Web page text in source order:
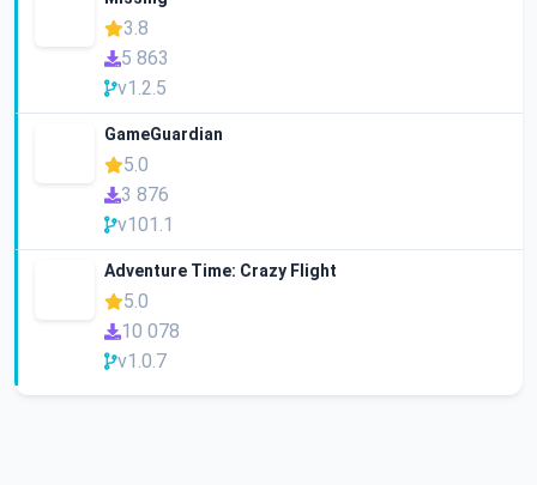
3.8
5 863
v1.2.5
GameGuardian
5.0
3 876
v101.1
Adventure Time: Crazy Flight
5.0
10 078
v1.0.7